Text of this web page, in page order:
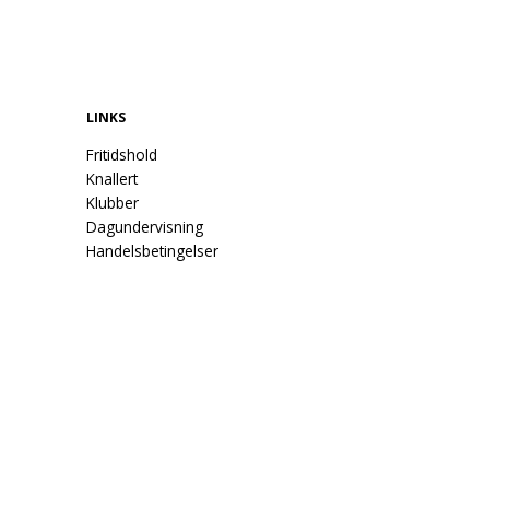
LINKS
Fritidshold
Knallert
Klubber
Dagundervisning
Handelsbetingelser